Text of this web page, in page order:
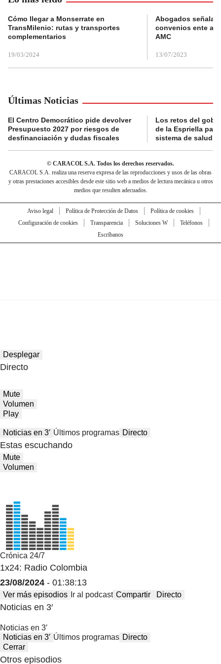
Cómo llegar a Monserrate en
TransMilenio: rutas y transportes
complementarios
19/03/2024
Abogados
convenios ente
AMC
13/07/2023
Últimas Noticias
El Centro Democrático pide devolver
Presupuesto 2027 por riesgos de
desfinanciación y dudas fiscales
Los retos del
de la Espriella
sistema de salud
© CARACOL S.A. Todos los derechos reservados.
CARACOL S.A. realiza una reserva expresa de las reproducciones y usos de las obras
y otras prestaciones accesibles desde este sitio web a medios de lectura mecánica u otros
medios que resulten adecuados.
Aviso legal Política de Protección de Datos
Política de cookies
Configuración de cookies
Transparencia Soluciones W
Teléfonos
Escríbanos
Desplegar
Directo
Mute
Volumen
Play
Noticias en 3′ Últimos programas Directo
Estas escuchando
Mute
Volumen
Crónica 24/7
1x24: Radio Colombia
23/08/2024 - 01:38:13
Ver más episodios Ir al podcast Compartir Directo
Noticias en 3′
Noticias en 3′
Noticias en 3′ Últimos programas Directo
Cerrar
Otros episodios